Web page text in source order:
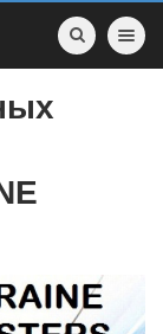
Toggle